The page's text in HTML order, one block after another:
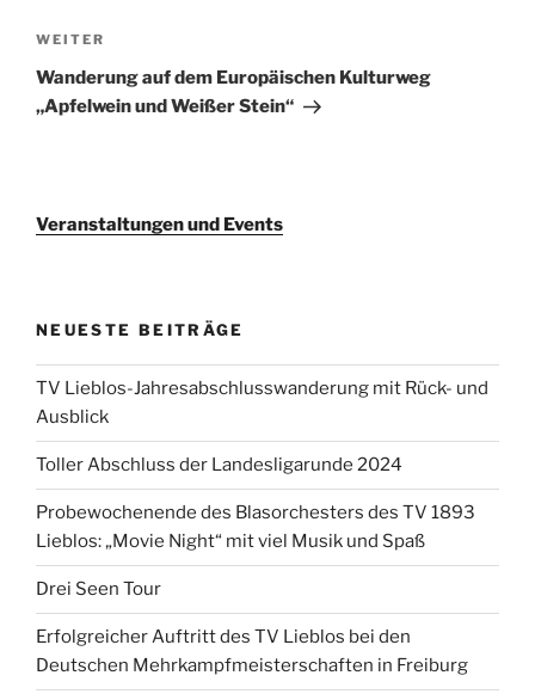
Nächster
Beitrag
WEITER
Wanderung auf dem Europäischen Kulturweg
„Apfelwein und Weißer Stein“
Veranstaltungen und Events
NEUESTE BEITRÄGE
TV Lieblos-Jahresabschlusswanderung mit Rück- und
Ausblick
Toller Abschluss der Landesligarunde 2024
Probewochenende des Blasorchesters des TV 1893
Lieblos: „Movie Night“ mit viel Musik und Spaß
Drei Seen Tour
Erfolgreicher Auftritt des TV Lieblos bei den
Deutschen Mehrkampfmeisterschaften in Freiburg